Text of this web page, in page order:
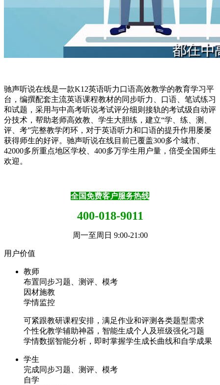
驰声听说在线是一款K12英语听力口语高效教学的教育学习平
台，编撰配套主流英语课程教材的同步听力、口语、笔试练习
和试题，采用与中高考听说考试评分细则接轨的考试级自动评
分技术，帮助老师高效教、学生大胆练，建立“学、练、测、
评、考”完整教学闭环，对于英语听力和口语的提升作用屡屡
获得师生的好评。 驰声听说在线目前已覆盖300多个城市、
42000多所重点地区学校、400多万学生用户量，倍受全国师生
欢迎。
全国免费客户服务热线
400-018-9011
周一至周日 9:00-21:00
用户价值
教师
布置同步习题、测评、模考
因材施教
学情监控
可紧跟教研课程安排，满足作业和评测各类题型需求
个性化教学辅助神器，智能生成个人及班级强化习题
学情数据智能分析，即时掌握学生成长曲线和自学成果
学生
完成同步习题、测评、模考
自学